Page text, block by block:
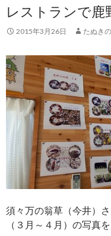
レストランで鹿
2015年3月26日 たぬき
須々万の翁草（今井）
（３月～４月）の写真